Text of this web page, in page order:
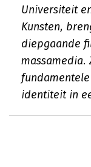
Universiteit
Kunsten,
diepgaande
identiteit in